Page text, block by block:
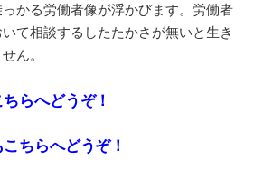
かる労働者像が浮かびます。労働者
て相談するしたたかさが無いと生き
ん。
らへどうぞ！
ちらへどうぞ！